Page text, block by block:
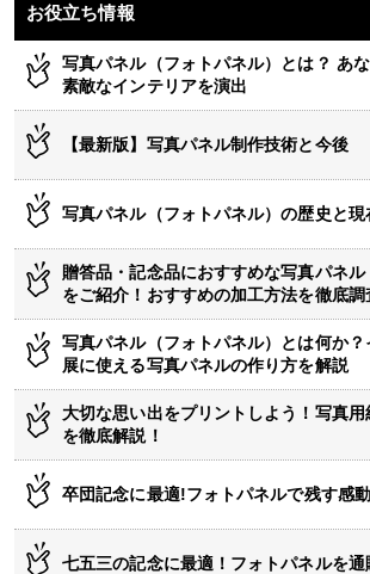
お役立ち情報
写真パネル（フォトパネル）とは？ あ
素敵なインテリアを演出
【最新版】写真パネル制作技術と今後
写真パネル（フォトパネル）の歴史と現
贈答品・記念品におすすめな写真パネル
をご紹介！おすすめの加工方法を徹底調
写真パネル（フォトパネル）とは何か
展に使える写真パネルの作り方を解説
大切な思い出をプリントしよう！写真
を徹底解説！
卒団記念に最適!フォトパネルで残す感
七五三の記念に最適！フォトパネルを通